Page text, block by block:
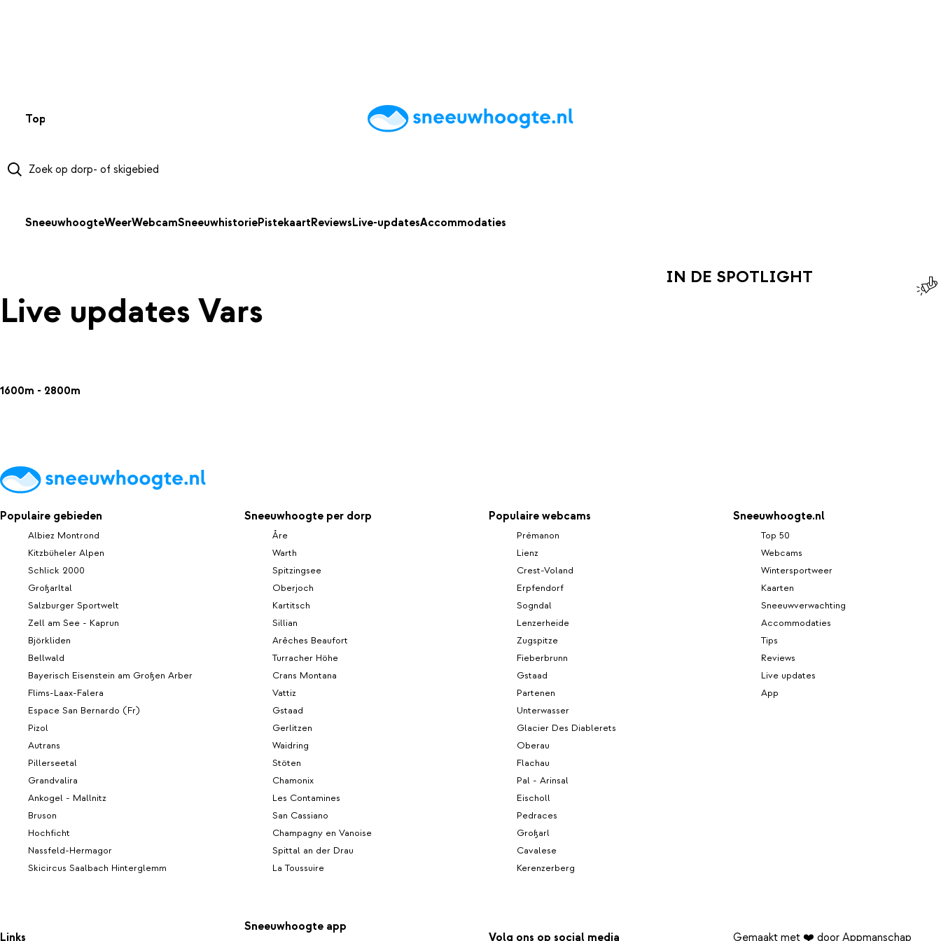
Top 50 AccommodatiesTipsReviewsLive updatesApp
SneeuwhoogteWeerWebcamSneeuwhistoriePistekaartReviewsLive-updatesAccommodaties
Live updates Vars
1600m - 2800m
IN DE SPOTLIGHT
Populaire gebieden
Albiez Montrond
Kitzbüheler Alpen
Schlick 2000
Großarltal
Salzburger Sportwelt
Zell am See - Kaprun
Björkliden
Bellwald
Bayerisch Eisenstein am Großen Arber
Flims-Laax-Falera
Espace San Bernardo (Fr)
Pizol
Autrans
Pillerseetal
Grandvalira
Ankogel - Mallnitz
Bruson
Hochficht
Nassfeld-Hermagor
Skicircus Saalbach Hinterglemm
Sneeuwhoogte per dorp
Åre
Warth
Spitzingsee
Oberjoch
Kartitsch
Sillian
Arêches Beaufort
Turracher Höhe
Crans Montana
Vattiz
Gstaad
Gerlitzen
Waidring
Stöten
Chamonix
Les Contamines
San Cassiano
Champagny en Vanoise
Spittal an der Drau
La Toussuire
Populaire webcams
Prémanon
Lienz
Crest-Voland
Erpfendorf
Sogndal
Lenzerheide
Zugspitze
Fieberbrunn
Gstaad
Partenen
Unterwasser
Glacier Des Diablerets
Oberau
Flachau
Pal - Arinsal
Eischoll
Pedraces
Großarl
Cavalese
Kerenzerberg
Sneeuwhoogte.nl
Top 50
Webcams
Wintersportweer
Kaarten
Sneeuwverwachting
Accommodaties
Tips
Reviews
Live updates
App
Links
Sneeuwhoogte app
Volg ons op social media Gemaakt met ❤️ door Appmanschap